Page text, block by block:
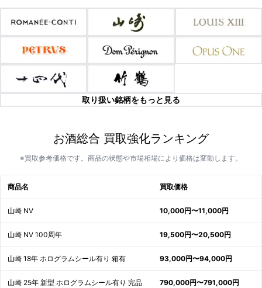
取り扱い銘柄をもっと見る
お酒総合 買取強化ランキング
※買取参考価格です。商品の状態や市場相場により価格は変動します。
商品名 買取価格
山崎 NV 10,000円〜11,000円
山崎 NV 100周年 19,500円〜20,500円
山崎 18年 ホログラムシール有り 箱有 93,000円〜94,000円
山崎 25年 新型 ホログラムシール有り 完品 790,000円〜791,000円